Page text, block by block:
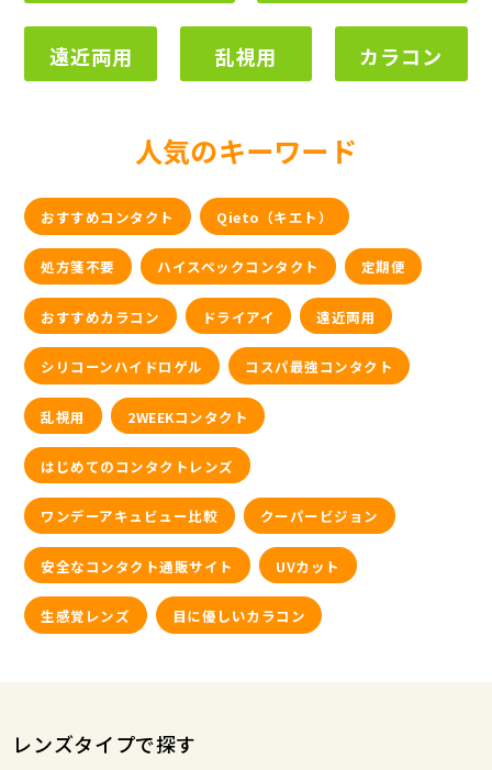
遠近両用 乱視用 カラコン
人気のキーワード
おすすめコンタクト Qieto（キエト）
処方箋不要 ハイスペックコンタクト 定期便
おすすめカラコン ドライアイ 遠近両用
シリコーンハイドロゲル コスパ最強コンタクト
乱視用 2WEEKコンタクト
はじめてのコンタクトレンズ
ワンデーアキュビュー比較 クーパービジョン
安全なコンタクト通販サイト UVカット
生感覚レンズ 目に優しいカラコン
レンズタイプで探す